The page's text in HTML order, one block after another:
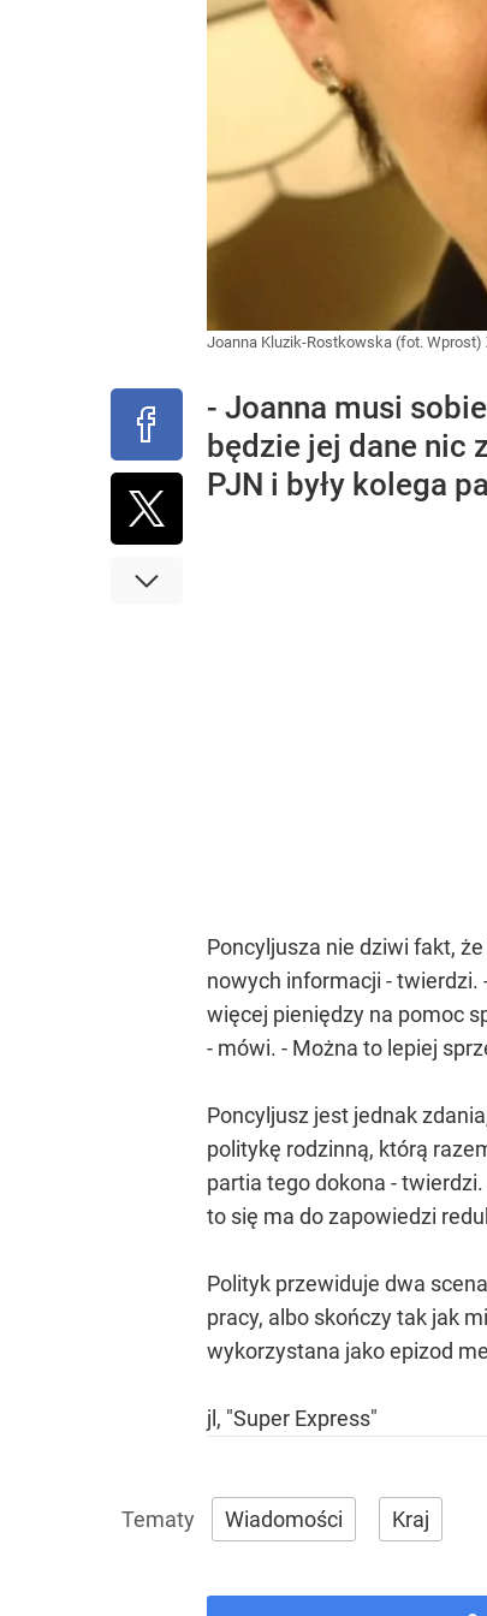
Joanna Kluzik-Rostkowska (fot. Wprost)
- Joanna musi
będzie jej dane nic
PJN i były kolega
Poncyljusza nie dziwi fakt,
nowych informacji - twierdzi.
więcej pieniędzy na pomoc
- mówi. - Można to lepiej
Poncyljusz jest jednak
politykę rodzinną, którą
partia tego dokona -
to się ma do zapowiedzi
Polityk przewiduje dwa
pracy, albo skończy tak jak
wykorzystana jako epizod
jl, "Super Express"
Wiadomości Kraj